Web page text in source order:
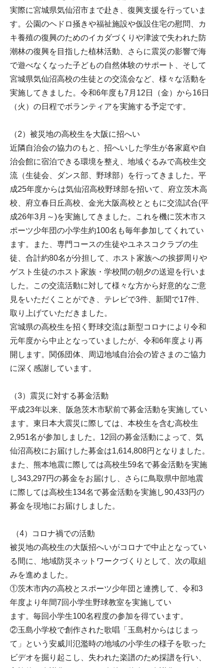
実際に宮城県気仙沼市まで赴き、復興支援を行っていま
す。公園のヘドロ掻きや福祉施設や仮設住宅の慰問、カ
キ養殖の復興のためのイカダづくりや津波で失われた防
潮林の復興を目指した植林活動、さらに震災の影響で海
で遊べなくなった子どもの自然体験のサポート、そして
宮城県気仙沼高校の生徒との交流会など、様々な活動を
実施してきました。令和6年度も7月12日（金）から16日
（火）の日程でボランティアを実施する予定です。
（2）被災地の高校生を大阪に招へい
近隣自治会の協力のもと、招へいした学生が各家庭や自
治会館に宿泊できる環境を整え、地域ぐるみで高校生交
流（生徒会、ダンス部、野球部）を行ってきました。平
成25年度からは気仙沼高校野球部を招いて、府立茨木高
校、府立春日丘高校、金光大阪高校とともに交流試合(平
成26年3月～)を実施してきました。これを機に茨木市ス
ポーツ少年団の小学生約100名も毎年参加してくれてい
ます。また、専門コースの生徒やユネスコクラブの生
徒、合計約80名が分担して、ホスト家族への挨拶周りや
ゲスト生徒のホスト家族・学校間の朝夕の送迎を行いま
した。この交流活動に対して様々な方から好意的なご意
見をいただくことができ、テレビで3件、新聞で17件、
取り上げていただきました。
宮城県の高校生を招く野球交流は新型コロナにより令和
元年度から中止となっていましたが、令和6年度より再
開します。関係団体、周辺地域自治会の皆さまのご協力
に深く感謝しています。
（3）震災に対する募金活動
平成23年以来、阪急茨木市駅前で募金活動を実施してい
ます。東日本大震災に際しては、本校生を含む高校生
2,951名が参加しました。12回の募金活動によって、気
仙沼高校にお届けした募金は1,614,808円となりました。
また、熊本地震に際しては高校生59名で募金活動を実施
し343,297円の募金をお届けし、さらに鳥取県中部地震
に際しては高校生134名で募金活動を実施し90,433円の
募金を現地にお届けしました。
（4）コロナ禍での活動
被災地の高校生の大阪招へいがコロナで中止となってい
る間に、地域防災ネットワークづくりとして、次の取組
みを進めました。
①茨木市内の高校とスポーツ少年団と連携して、令和3
年度より年間7回小学生野球教室を実施してい
ます。毎回小学生100名程度の参加を得ています。
②玉島小学校で創作された歌唱「玉島村からはじまっ
て」という安威川氾濫時の地域の小学生の様子を歌った
ビデオを掘り起こし、失われた楽譜のため採譜を行い、